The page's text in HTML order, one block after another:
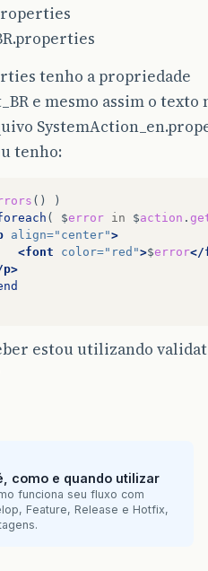
tenho a propriedade
e mesmo assim o texto
tenho:
()
)
( $error in $action .
align="center">
<font
color="red">$error</
estou utilizando
como e quando utilizar
funciona seu fluxo com
Feature, Release e Hotfix,